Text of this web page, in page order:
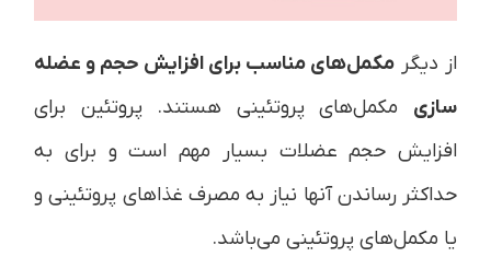
از دیگر مکمل‌های مناسب برای افزایش حجم و عضله
سازی مکمل‌های پروتئینی هستند. پروتئین برای
افزایش حجم عضلات بسیار مهم است و برای به
حداکثر رساندن آنها نیاز به مصرف غذاهای پروتئینی و
یا مکمل‌های پروتئینی می‌باشد.